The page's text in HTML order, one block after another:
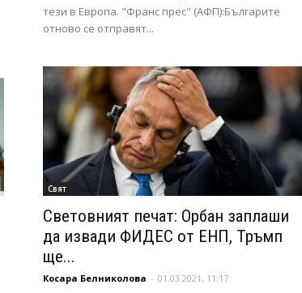
тези в Европа. "Франс прес" (АФП):Българите
отново се отправят...
Свят
Световният печат: Орбан заплаши
да извади ФИДЕС от ЕНП, Тръмп
ще...
Косара Белниколова - 01.03.2021, 11:17